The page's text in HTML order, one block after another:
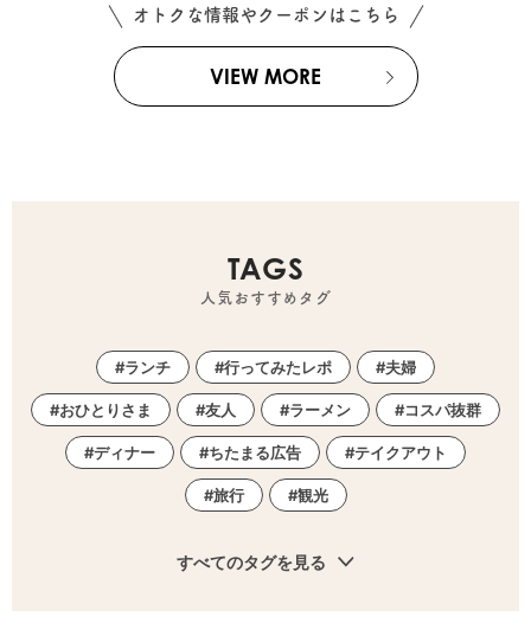
オトクな情報やクーポンはこちら
VIEW MORE
TAGS
人気おすすめタグ
ランチ 行ってみたレポ 夫婦
おひとりさま 友人 ラーメン コスパ抜群
ディナー ちたまる広告 テイクアウト
旅行 観光
すべてのタグを見る